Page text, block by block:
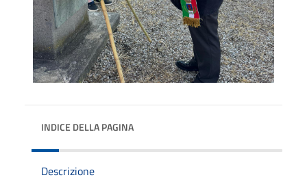
INDICE DELLA PAGINA
Descrizione